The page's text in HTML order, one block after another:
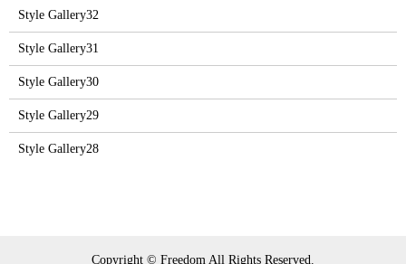
Style Gallery32
Style Gallery31
Style Gallery30
Style Gallery29
Style Gallery28
Copyright © Freedom All Rights Reserved.